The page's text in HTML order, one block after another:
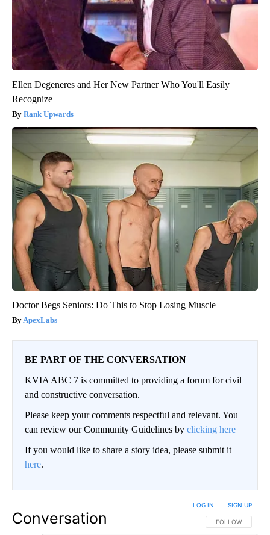
Ellen Degeneres and Her New Partner Who You'll Easily
Recognize
Rank Upwards
Doctor Begs Seniors: Do This to Stop Losing Muscle
ApexLabs
BE PART OF THE CONVERSATION
KVIA ABC 7 is committed to providing a forum for civil
and constructive conversation.
Please keep your comments respectful and relevant. You
can review our Community Guidelines by clicking here
If you would like to share a story idea, please submit it
here.
Conversation FOLLOW THIS
FOLLOW
LOG IN SIGN UP